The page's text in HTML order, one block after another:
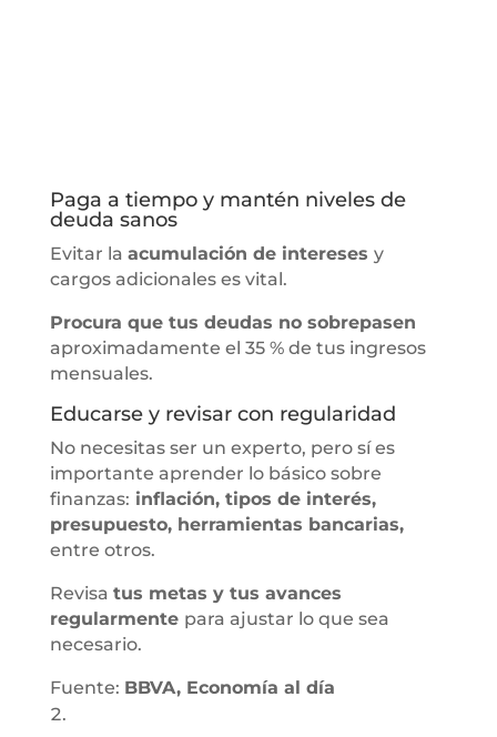
Paga a tiempo y mantén niveles de
deuda sanos
Evitar la acumulación de intereses y
cargos adicionales es vital.
Procura que tus deudas no sobrepasen
aproximadamente el 35 % de tus ingresos
mensuales.
Educarse y revisar con regularidad
No necesitas ser un experto, pero sí es
importante aprender lo básico sobre
finanzas: inflación, tipos de interés,
presupuesto, herramientas bancarias,
entre otros.
Revisa tus metas y tus avances
regularmente para ajustar lo que sea
necesario.
Fuente: BBVA, Economía al día